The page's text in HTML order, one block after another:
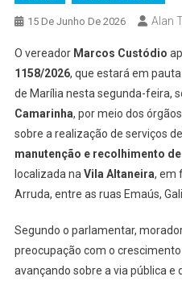
15 De Junho De 2026 Alan
O vereador Marcos Custódio
1158/2026, que estará em
de Marília nesta segunda-feira,
Camarinha, por meio dos
sobre a realização de serviços de
manutenção e recolhimento
localizada naVila Altaneira, em
Arruda, entre as ruas Emaús,
Segundo o parlamentar,
preocupação com o
avançando sobre a via pública e